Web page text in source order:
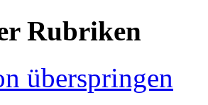
Rubriken
überspringen